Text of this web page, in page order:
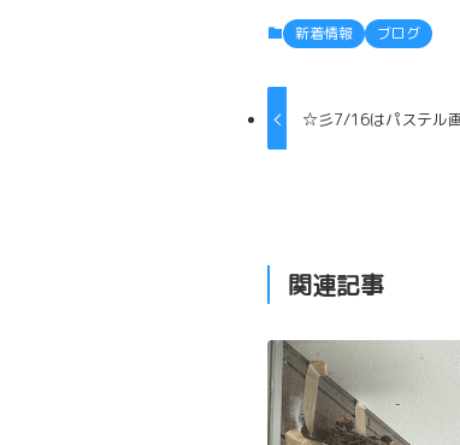
新着情報 ブログ
☆彡7/16はパステル
関連記事